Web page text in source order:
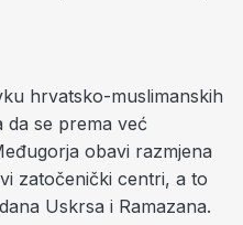
hrvatsko-muslimanskih
se prema već
obavi razmjena
zatočenički centri, a to
Uskrsa i Ramazana.